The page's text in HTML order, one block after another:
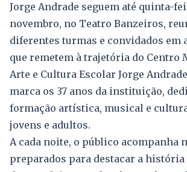
Jorge Andrade seguem até quinta-
novembro, no Teatro Banzeiros,
diferentes turmas e convidados em
que remetem à trajetória do Centro
Arte e Cultura Escolar Jorge
marca os 37 anos da instituição,
formação artística, musical e
jovens e adultos.
A cada noite, o público acompanha
preparados para destacar a história